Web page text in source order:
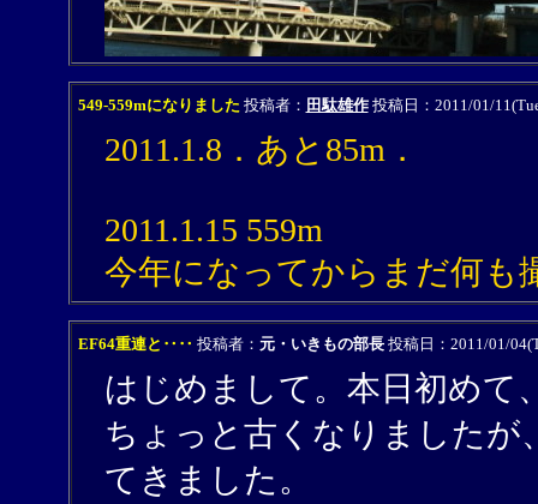
549-559mになりました 投稿者： 田駄雄作投稿日：2011/01/
2011.1.8．あと85m．
2011.1.15 559m
今年になってからまだ何も
EF64重連と‥‥ 投稿者： 元・いきもの部長投稿日：2011/01/
はじめまして。本日初めて
ちょっと古くなりましたが
てきました。